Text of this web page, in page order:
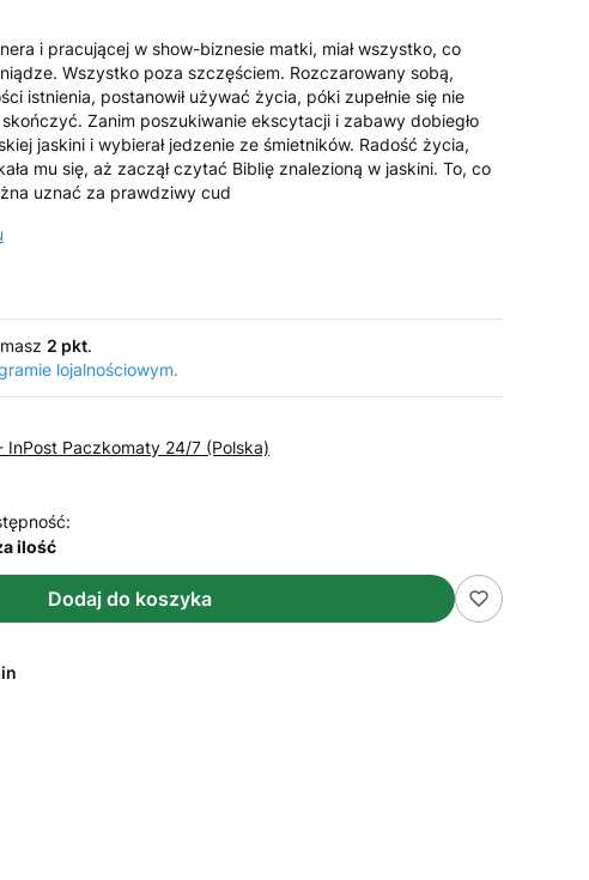
i pracującej w show-biznesie matki, miał wszystko, co
Wszystko poza szczęściem. Rozczarowany sobą,
istnienia, postanowił używać życia, póki zupełnie się nie
Zanim poszukiwanie ekscytacji i zabawy dobiegło
jaskini i wybierał jedzenie ze śmietników. Radość życia,
mu się, aż zaczął czytać Biblię znalezioną w jaskini. To, co
uznać za prawdziwy cud
2 pkt.
lojalnościowym.
InPost Paczkomaty 24/7 (Polska)
ilość
Dodaj do koszyka